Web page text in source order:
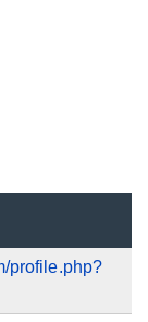
profile.php?